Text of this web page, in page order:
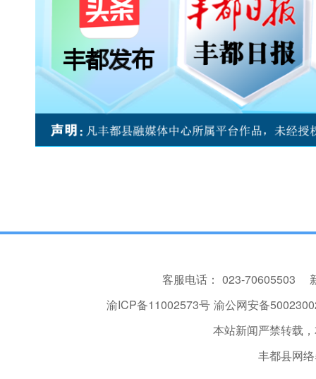
客服电话： 023-70605503
渝ICP备11002573号 渝公网安备
本站新闻严禁转载
丰都县网